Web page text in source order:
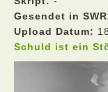
Gesendet in
Upload Datum:
Schuld ist ein